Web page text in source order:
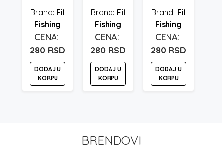
Fil
Fishing
280 RSD
DODAJ U
KORPU
Fil
Fishing
280 RSD
DODAJ U
KORPU
Fil
Fishing
280 RSD
DODAJ U
KORPU
BRENDOVI